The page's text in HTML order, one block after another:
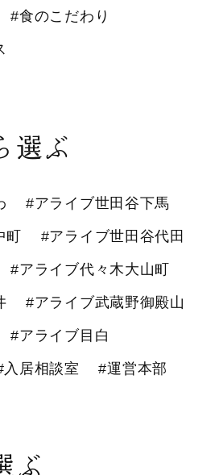
#食のこだわり
選ぶ
#アライブ世田谷下馬
町 #アライブ世田谷代田
#アライブ代々木大山町
#アライブ武蔵野御殿山
#アライブ目白
入居相談室 #運営本部
ぶ